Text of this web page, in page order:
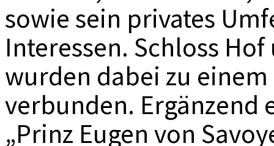
sowie sein privates
Interessen. Schloss
wurden dabei zu
verbunden.
„Prinz Eugen von